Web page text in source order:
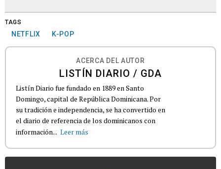
TAGS
NETFLIX K-POP
ACERCA DEL AUTOR
LISTÍN DIARIO / GDA
Listín Diario fue fundado en 1889 en Santo
Domingo, capital de República Dominicana. Por
su tradición e independencia, se ha convertido en
el diario de referencia de los dominicanos con
información... Leer más